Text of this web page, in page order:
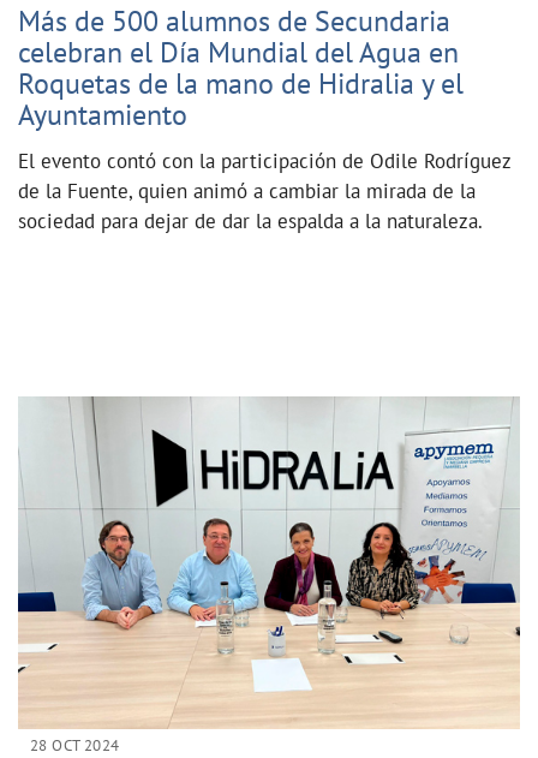
Más de 500 alumnos de Secundaria
celebran el Día Mundial del Agua en
Roquetas de la mano de Hidralia y el
Ayuntamiento
El evento contó con la participación de Odile Rodríguez
de la Fuente, quien animó a cambiar la mirada de la
sociedad para dejar de dar la espalda a la naturaleza.
28 OCT 2024